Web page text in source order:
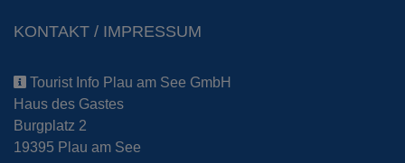
KONTAKT / IMPRESSUM
Tourist Info Plau am See GmbH
Haus des Gastes
Burgplatz 2
19395 Plau am See